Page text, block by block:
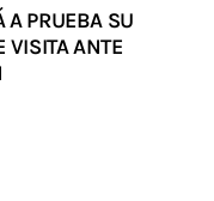
A PRUEBA SU
VISITA ANTE